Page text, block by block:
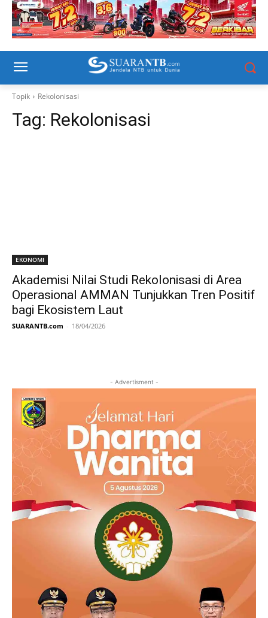
Topik Rekolonisasi
Tag: Rekolonisasi
EKONOMI
Akademisi Nilai Studi Rekolonisasi di Area
Operasional AMMAN Tunjukkan Tren Positif
bagi Ekosistem Laut
SUARANTB.com - 18/04/2026
- Advertisment -